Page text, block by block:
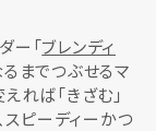
ー「ブレンディ
るまでつぶせるマ
れば「きざむ」
スピーディーかつ